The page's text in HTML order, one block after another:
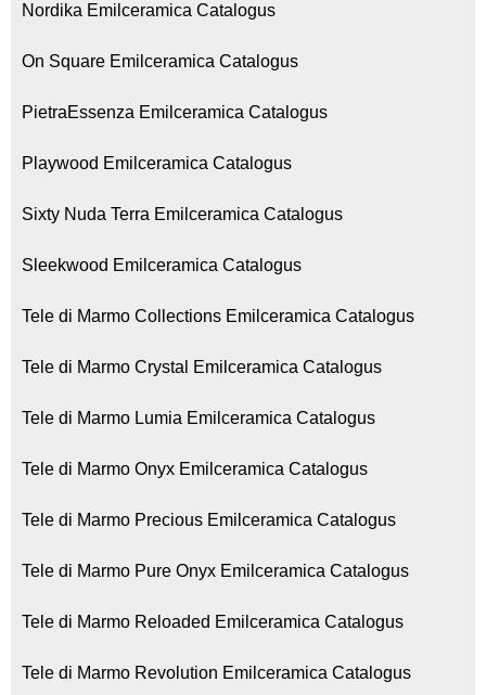
Nordika Emilceramica Catalogus
On Square Emilceramica Catalogus
PietraEssenza Emilceramica Catalogus
Playwood Emilceramica Catalogus
Sixty Nuda Terra Emilceramica Catalogus
Sleekwood Emilceramica Catalogus
Tele di Marmo Collections Emilceramica Catalogus
Tele di Marmo Crystal Emilceramica Catalogus
Tele di Marmo Lumia Emilceramica Catalogus
Tele di Marmo Onyx Emilceramica Catalogus
Tele di Marmo Precious Emilceramica Catalogus
Tele di Marmo Pure Onyx Emilceramica Catalogus
Tele di Marmo Reloaded Emilceramica Catalogus
Tele di Marmo Revolution Emilceramica Catalogus